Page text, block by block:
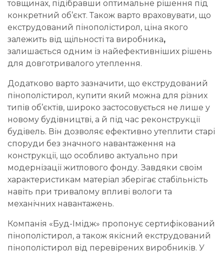
товщинах, підібравши оптимальне рішення під
конкретний об’єкт. Також варто враховувати, що
екструдований пінополістирол, ціна якого
залежить від щільності та виробника,
залишається одним із найефективніших рішень
для довготривалого утеплення.
Додатково варто зазначити, що екструдований
пінополістирол, купити який можна для різних
типів об’єктів, широко застосовується не лише у
новому будівництві, а й під час реконструкції
будівель. Він дозволяє ефективно утеплити старі
споруди без значного навантаження на
конструкції, що особливо актуально при
модернізації житлового фонду. Завдяки своїм
характеристикам матеріал зберігає стабільність
навіть при тривалому впливі вологи та
механічних навантажень.
Компанія «Буд-Імідж» пропонує сертифікований
пінополістирол, а також якісний екструдований
пінополістирол від перевірених виробників. У